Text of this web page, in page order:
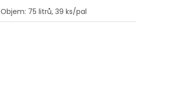
Objem: 75 litrů, 39 ks/pal